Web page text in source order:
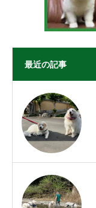
最近の記事